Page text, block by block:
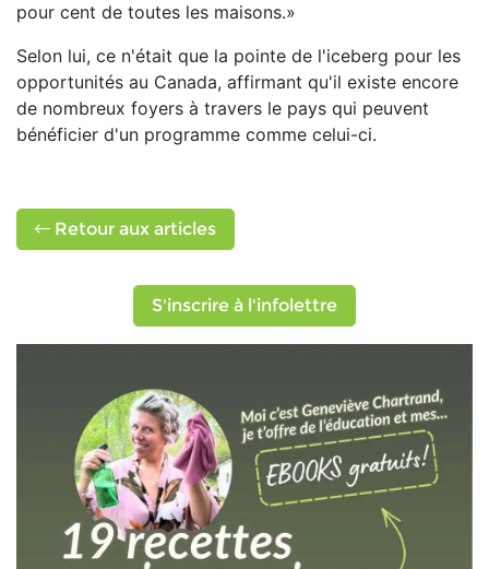
pour cent de toutes les maisons.»
Selon lui, ce n'était que la pointe de l'iceberg pour les
opportunités au Canada, affirmant qu'il existe encore
de nombreux foyers à travers le pays qui peuvent
bénéficier d'un programme comme celui-ci.
Retour aux articles
S'inscrire à l'infolettre